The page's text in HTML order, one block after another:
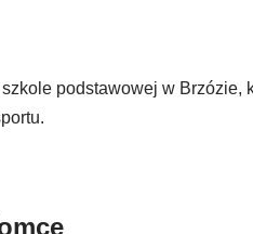
podstawowej w Brzózie,